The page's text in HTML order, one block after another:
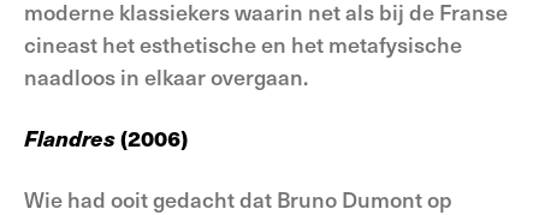
moderne klassiekers waarin net als bij de Franse
cineast het esthetische en het metafysische
naadloos in elkaar overgaan.
Flandres(2006)
Wie had ooit gedacht dat Bruno Dumont op